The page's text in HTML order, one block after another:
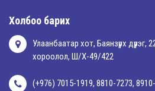
Холбоо барих
Улаанбаатар хот, Баянзүрх
хороолол, Ш/Х-49/422
(+976) 7015-1919, 8810-7273,